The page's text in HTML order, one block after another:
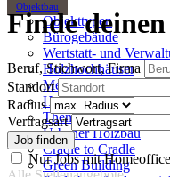
Objektbau
Objekttypen
Bürogebäude
Wertstatt- und
Holzhochhäuser
Mehrgeschossiger
Hallenbau
Themen
Urbaner Holzbau
Cradle to Cradle
Green Building
Finde
Beruf, Stichwort, Firma
Standort
Radius
Vertragsart
Nur Jobs mit